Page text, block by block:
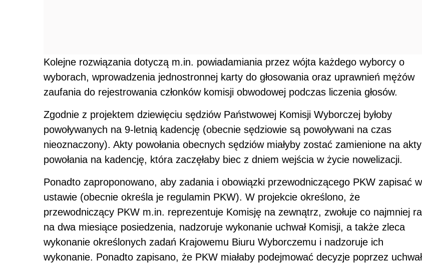
ustawie (obecnie określa je regulamin PKW). W projekcie określono, że
przewodniczący PKW m.in. reprezentuje Komisję na zewnątrz, zwołuje co najmniej raz
na dwa miesiące posiedzenia, nadzoruje wykonanie uchwał Komisji, a także zleca
wykonanie. Ponadto zapisano, że PKW miałaby podejmować decyzje poprzez uchwały
przyjmowane większością głosów przy obecności co najmniej pięciu członków, w tym
przewodniczącego komisji lub jednego z jego zastępców. W przypadku równej liczby
głosów rozstrzyga głos przewodniczącego - zakłada
projekt